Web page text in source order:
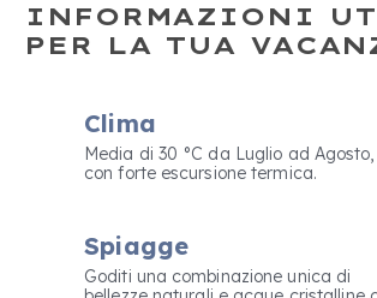
INFORMAZIONI
PER LA TUA
Clima
Media di 30 °C da Luglio ad Agosto,
con forte escursione termica.
Spiagge
Goditi una combinazione unica di